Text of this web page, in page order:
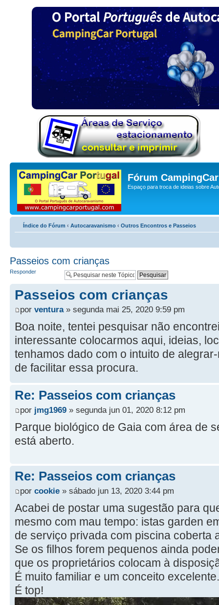
Fórum
Espaço para troca de ideias sobre
Índice do Fórum ‹ Autocaravanismo ‹ Outros Encontros e Passeios
Passeios com crianças
Responder
Passeios com crianças
por ventura» segunda mai 25, 2020 9:59 pm
Boa noite, tentei pesquisar não
interessante colocarmos aqui, ideias,
tenhamos dado com o intuito de
de facilitar essa procura.
Re: Passeios com crianças
por jmg1969 » segunda jun 01, 2020 8:12 pm
Parque biológico de Gaia com área de
está aberto.
Re: Passeios com crianças
por cookie » sábado jun 13, 2020 3:44 pm
Acabei de postar uma sugestão para
mesmo com mau tempo: istas garden
de serviço privada com piscina coberta
Se os filhos forem pequenos ainda
que os proprietários colocam à
É muito familiar e um conceito excelente.
É top!